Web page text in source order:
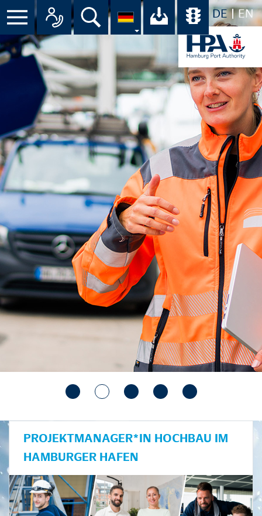
DE EN
Suche Ihr Download-
PROJEKTMANAGER*IN HOCHBAU IM
HAMBURGER HAFEN